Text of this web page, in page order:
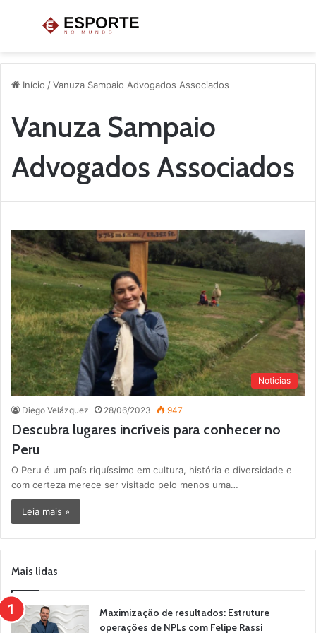
Menu
Início /Vanuza Sampaio Advogados Associados
Vanuza Sampaio
Advogados Associados
Noticias
Diego Velázquez 28/06/2023 947
Descubra lugares incríveis para conhecer no
Peru
O Peru é um país riquíssimo em cultura, história e diversidade e
com certeza merece ser visitado pelo menos uma…
Leia mais »
Mais lidas
Maximização de resultados: Estruture
operações de NPLs com Felipe Rassi